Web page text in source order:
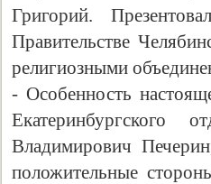
Григорий.
Правительстве
религиозными
- Особенность
Екатеринбургского
Владимирович
положительные